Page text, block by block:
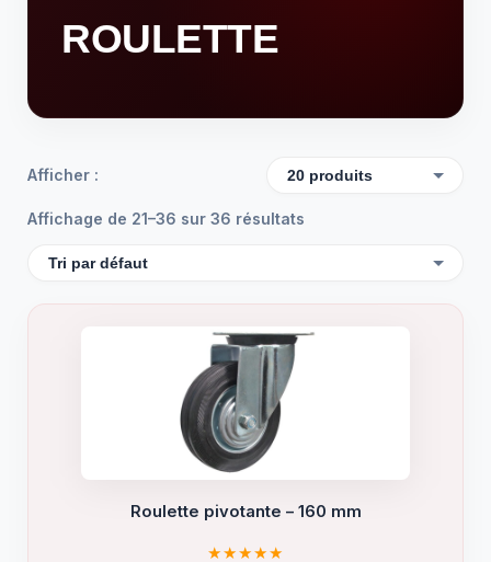
ROULETTE
Afficher :
Affichage de 21–36 sur 36 résultats
Roulette pivotante – 160 mm